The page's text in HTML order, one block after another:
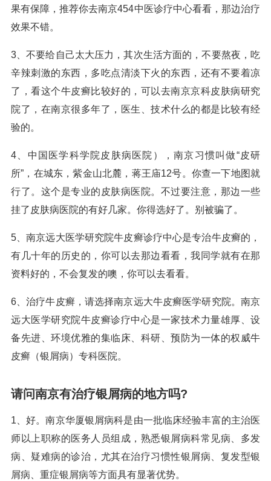
果有保障，推荐你去南京454中医诊疗中心看看，那边治疗
效果不错。
3、不要给自己太大压力，其次生活方面的，不要熬夜，吃
辛辣刺激的东西，多吃点清淡下火的东西，还有不要着凉
了，看这个牛皮癣比较好的，可以去南京京科皮肤病研究
院了，在南京很多年了，医生、技术什么的都是比较有经
验的。
4、中国医学科学院皮肤病医院），南京习惯叫做“皮研
所”，在城东，紫金山北麓，蒋王庙12号。你查一下地图就
行了。这个是专业的皮肤病医院。不过要注意，那边一些
挂了皮肤病医院的有好几家。你得选好了。别被骗了。
5、南京远大医学研究院牛皮癣诊疗中心是专治牛皮癣的，
有几十年的历史的，你可以去那边看看，我同学就有在那
资料好的，不会复发的噢，你可以去看看。
6、治疗牛皮癣，请选择南京远大牛皮癣医学研究院。南京
远大医学研究院牛皮癣诊疗中心是一家技术力量雄厚、设
备先进、环境优雅的集临床、科研、预防为一体的权威牛
皮癣（银屑病）专科医院。
请问南京有治疗银屑病的地方吗?
1、好。南京华厦银屑病科是由一批临床经验丰富的主治医
师以上职称的医务人员组成，熟悉银屑病科常见病、多发
病、疑难病的诊治，尤其在治疗习惯性银屑病、复发型银
屑病、重症银屑病等方面具有显著优势。